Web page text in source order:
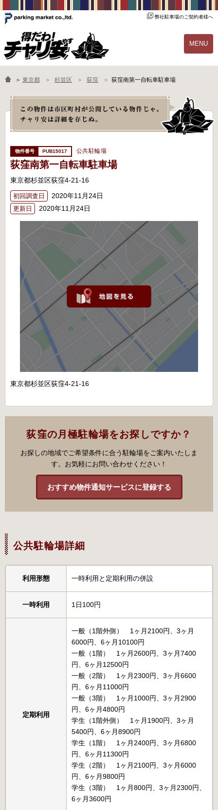
弊社駐車場のご契約者様へ
MENU
物件一覧 ご契約の流れ
よくあるご質問 駐輪場オーナー様へ
＞ 東京都 杉並区 荻窪 荻窪南第一自転車駐車場
PUB15017 公共駐輪場
荻窪南第一自転車駐車場
東京都杉並区荻窪4-21-16
初回調査日 2020年11月24日
更新日 2020年11月24日
東京都杉並区荻窪4-21-16
荻窪の月極駐輪場をお探しですか？
お探しの地域でご希望条件に合う駐輪場をご案内いたしま
す。お気軽にお問い合わせください！
おすすめ物件通知サービスに登録する
公共駐輪場詳細
利用形態 一時利用と定期利用の併設
一時利用 1日100円
定期利用
一般（1階外側） 1ヶ月2100円、3ヶ月
6000円、6ヶ月10100円
一般（1階） 1ヶ月2600円、3ヶ月7400
円、6ヶ月12500円
一般（2階） 1ヶ月2300円、3ヶ月6600
円、6ヶ月11000円
一般（3階） 1ヶ月1000円、3ヶ月2900
円、6ヶ月4800円
学生（1階外側） 1ヶ月1900円、3ヶ月
5400円、6ヶ月8900円
学生（1階） 1ヶ月2400円、3ヶ月6800
円、6ヶ月11300円
学生（2階） 1ヶ月2100円、3ヶ月6000
円、6ヶ月9800円
学生（3階） 1ヶ月800円、3ヶ月2300円、
6ヶ月3600円